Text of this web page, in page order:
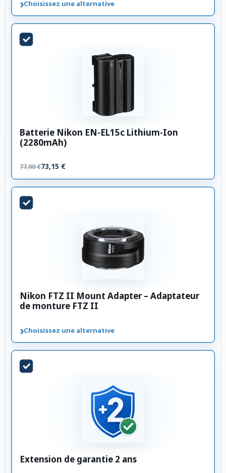
›Choisissez une alternative
Batterie Nikon EN-EL15c Lithium-Ion
(2280mAh)
77,00 €73,15 €
Nikon FTZ II Mount Adapter – Adaptateur
de monture FTZ II
›Choisissez une alternative
Extension de garantie 2 ans